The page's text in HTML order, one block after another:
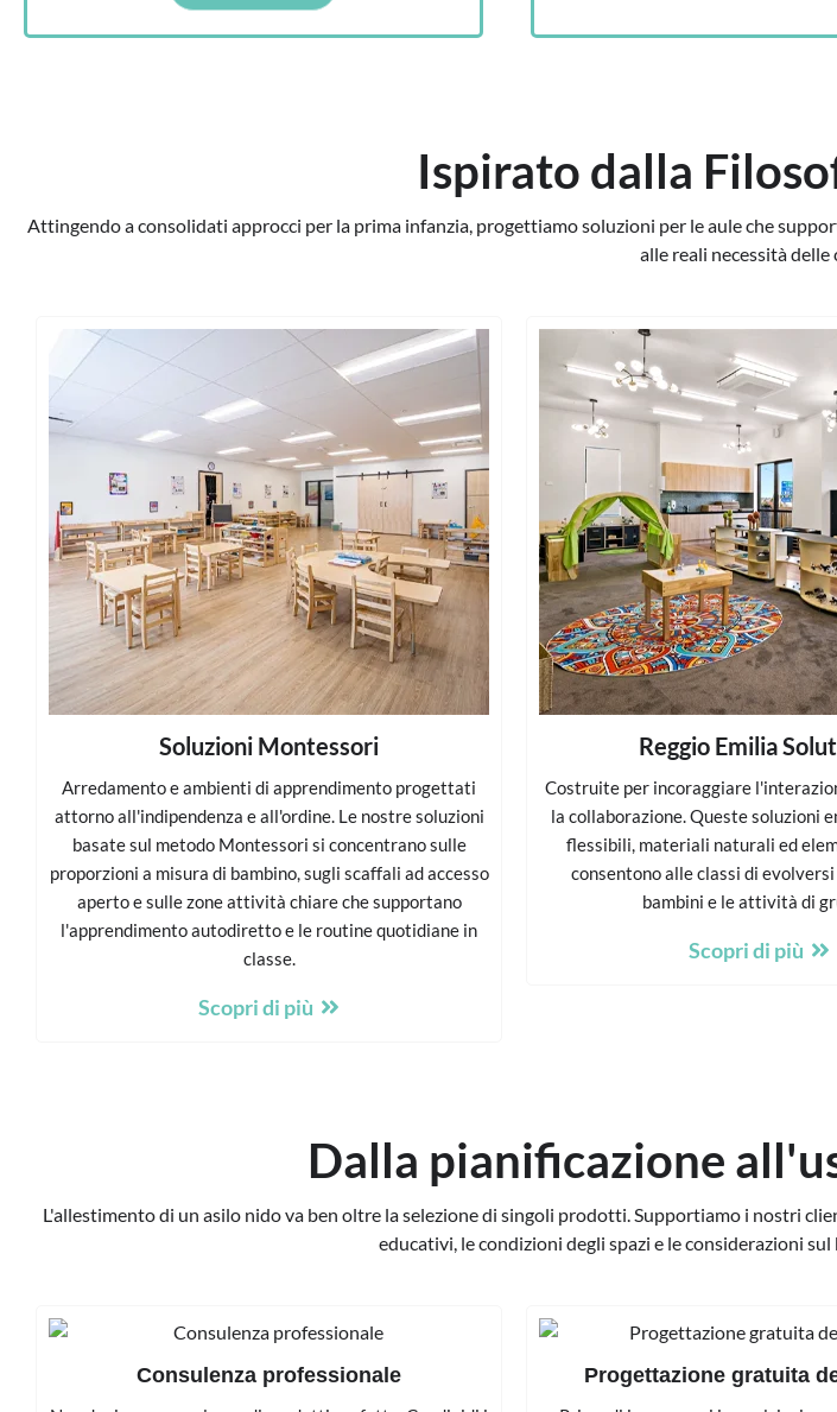
Ispirato dalla
Attingendo a consolidati approcci per la prima infanzia, progettiamo soluzioni per le aule che
alle reali necessità delle
Soluzioni Montessori
Arredamento e ambienti di apprendimento progettati
attorno all'indipendenza e all'ordine. Le nostre soluzioni
basate sul metodo Montessori si concentrano sulle
proporzioni a misura di bambino, sugli scaffali ad accesso
aperto e sulle zone attività chiare che supportano
l'apprendimento autodiretto e le routine quotidiane in
classe.
Scopri di più
Reggio Emilia
Costruite per incoraggiare
la collaborazione. Queste soluzioni
flessibili, materiali naturali ed
consentono alle classi di evolversi
bambini e le attività di
Scopri di più
Dalla pianificazione
L'allestimento di un asilo nido va ben oltre la selezione di singoli prodotti. Supportiamo i nostri
educativi, le condizioni degli spazi e le considerazioni
Consulenza professionale Progettazione gratuita